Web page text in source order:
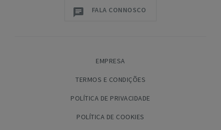
FALA CONNOSCO
EMPRESA
TERMOS E CONDIÇÕES
POLÍTICA DE PRIVACIDADE
POLÍTICA DE COOKIES